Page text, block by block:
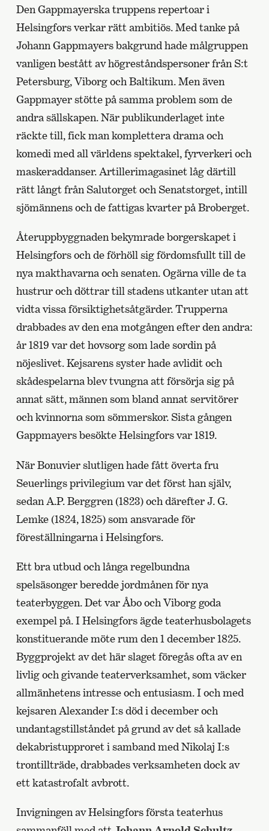
Den Gappmayerska truppens repertoar i
Helsingfors verkar rätt ambitiös. Med tanke på
Johann Gappmayers bakgrund hade målgruppen
vanligen bestått av högreståndspersoner från S:t
Petersburg, Viborg och Baltikum. Men även
Gappmayer stötte på samma problem som de
andra sällskapen. När publikunderlaget inte
räckte till, fick man komplettera drama och
komedi med all världens spektakel, fyrverkeri och
maskeraddanser. Artillerimagasinet låg därtill
rätt långt från Salutorget och Senatstorget, intill
sjömännens och de fattigas kvarter på Broberget.
Återuppbyggnaden bekymrade borgerskapet i
Helsingfors och de förhöll sig fördomsfullt till de
nya makthavarna och senaten. Ogärna ville de ta
hustrur och döttrar till stadens utkanter utan att
vidta vissa försiktighetsåtgärder. Trupperna
drabbades av den ena motgången efter den andra:
år 1819 var det hovsorg som lade sordin på
nöjeslivet. Kejsarens syster hade avlidit och
skådespelarna blev tvungna att försörja sig på
annat sätt, männen som bland annat servitörer
och kvinnorna som sömmerskor. Sista gången
Gappmayers besökte Helsingfors var 1819.
När Bonuvier slutligen hade fått överta fru
Seuerlings privilegium var det först han själv,
sedan A.P. Berggren (1823) och därefter J. G.
Lemke (1824, 1825) som ansvarade för
föreställningarna i Helsingfors.
Ett bra utbud och långa regelbundna
spelsäsonger beredde jordmånen för nya
teaterbyggen. Det var Åbo och Viborg goda
exempel på. I Helsingfors ägde teaterhusbolagets
konstituerande möte rum den 1 december 1825.
Byggprojekt av det här slaget föregås ofta av en
livlig och givande teaterverksamhet, som väcker
allmänhetens intresse och entusiasm. I och med
kejsaren Alexander I:s död i december och
undantagstillståndet på grund av det så kallade
dekabristupproret i samband med Nikolaj I:s
trontillträde, drabbades verksamheten dock av
ett katastrofalt avbrott.
Invigningen av Helsingfors första teaterhus